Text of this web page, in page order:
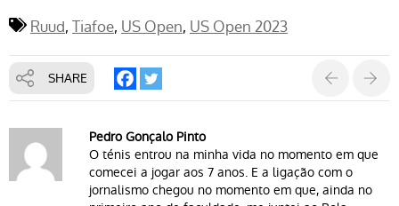
Ruud Tiafoe US Open US Open 2023
SHARE
Pedro Gonçalo Pinto
O ténis entrou na minha vida no momento em que
comecei a jogar aos 7 anos. E a ligação com o
jornalismo chegou no momento em que, ainda no